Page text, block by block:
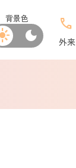
背景色
dark_mode
call
外来